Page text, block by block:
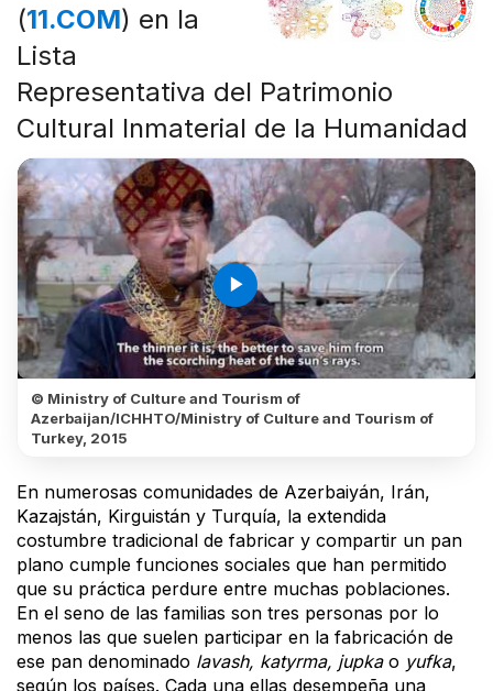
(11.COM) en la
Lista
Representativa del Patrimonio
Cultural Inmaterial de la Humanidad
play_arrow
© Ministry of Culture and Tourism of
Azerbaijan/ICHHTO/Ministry of Culture and Tourism of
Turkey, 2015
En numerosas comunidades de Azerbaiyán, Irán,
Kazajstán, Kirguistán y Turquía, la extendida
costumbre tradicional de fabricar y compartir un pan
plano cumple funciones sociales que han permitido
que su práctica perdure entre muchas poblaciones.
En el seno de las familias son tres personas por lo
menos las que suelen participar en la fabricación de
ese pan denominado lavash, katyrma, jupkao yufka,
según los países. Cada una ellas desempeña una